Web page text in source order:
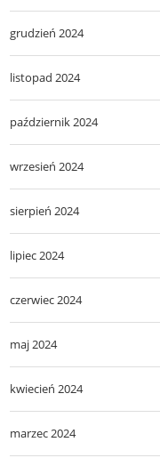
grudzień 2024
listopad 2024
październik 2024
wrzesień 2024
sierpień 2024
lipiec 2024
czerwiec 2024
maj 2024
kwiecień 2024
marzec 2024